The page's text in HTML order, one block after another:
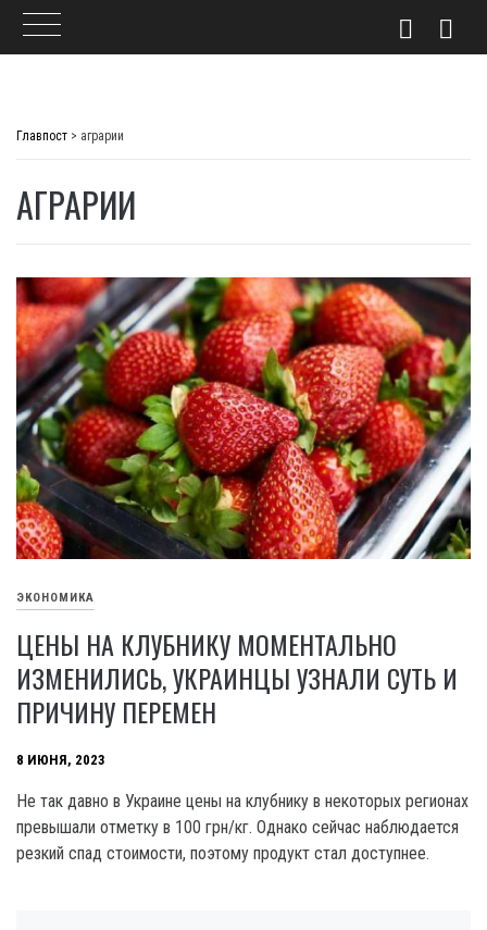
Главпост > аграрии
АГРАРИИ
ЭКОНОМИКА
ЦЕНЫ НА КЛУБНИКУ МОМЕНТАЛЬНО
ИЗМЕНИЛИСЬ, УКРАИНЦЫ УЗНАЛИ СУТЬ И
ПРИЧИНУ ПЕРЕМЕН
8 ИЮНЯ, 2023
Не так давно в Украине цены на клубнику в некоторых регионах
превышали отметку в 100 грн/кг. Однако сейчас наблюдается
резкий спад стоимости, поэтому продукт стал доступнее.